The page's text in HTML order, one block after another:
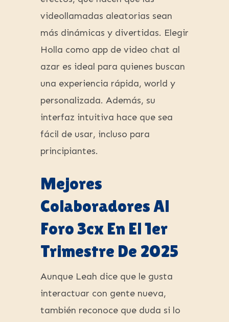
videollamadas aleatorias sean
más dinámicas y divertidas. Elegir
Holla como app de video chat al
azar es ideal para quienes buscan
una experiencia rápida, world y
personalizada. Además, su
interfaz intuitiva hace que sea
fácil de usar, incluso para
principiantes.
Mejores
Colaboradores Al
Foro 3cx En El 1er
Trimestre De 2025
Aunque Leah dice que le gusta
interactuar con gente nueva,
también reconoce que duda si lo